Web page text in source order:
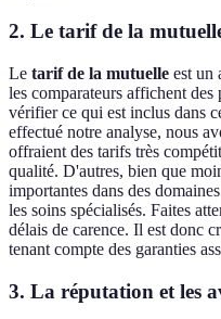
2. Le tarif de la
Le tarif de la mutuelle est un
les comparateurs affichent
vérifier ce qui est inclus dans
effectué notre analyse, nous
offraient des tarifs très
qualité. D'autres, bien que
importantes dans des
les soins spécialisés. Faites
délais de carence. Il est donc
tenant compte des garanties
3. La réputation et les